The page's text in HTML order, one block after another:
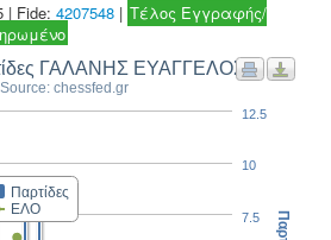
| Fide: 4207548 | Τέλος Εγγραφής/
ΕΛΟ και Παρτίδες ΓΑΛΑΝΗΣ ΕΥΑΓΓΕΛΟΣ
Source: chessfed.gr
Παρτίδες
ΕΛΟ
10
7.5
12.5